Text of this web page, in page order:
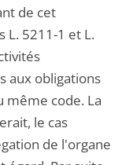
de cet
L. 5211-1 et L.
aux obligations
même code. La
le cas
de l'organe